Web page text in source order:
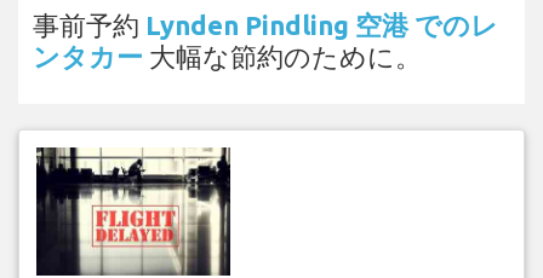
事前予約 Lynden Pindling 空港 でのレ
ンタカー 大幅な節約のために。